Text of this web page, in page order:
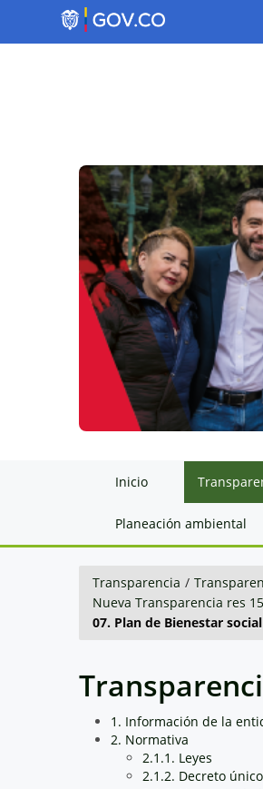
Inicio
Planeación ambiental
Transparencia /
Nueva Transparencia res
07. Plan de Bienestar
1. Información de la
2. Normativa
2.1.1. Leyes
2.1.2. Decreto